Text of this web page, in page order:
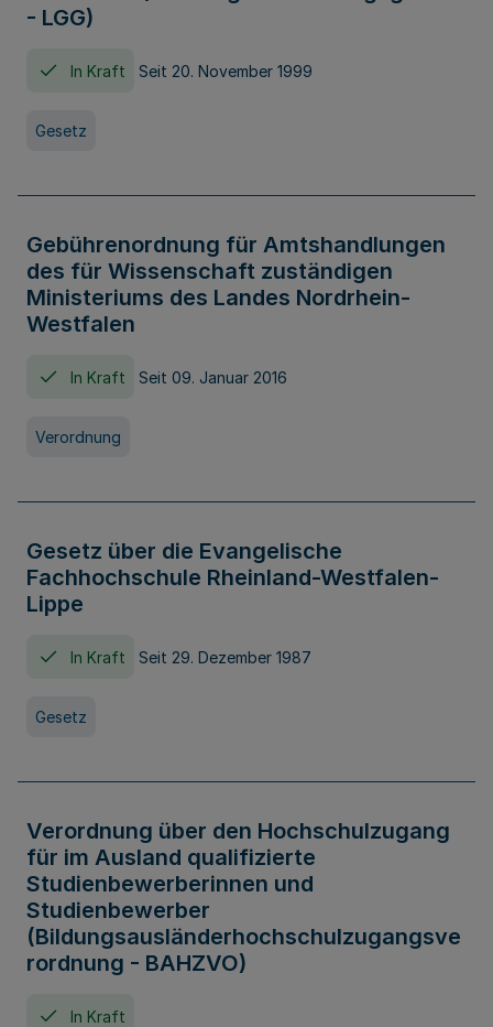
- LGG)
In Kraft Seit 20. November 1999
Gesetz
Gebührenordnung für Amtshandlungen
des für Wissenschaft zuständigen
Ministeriums des Landes Nordrhein-
Westfalen
In Kraft Seit 09. Januar 2016
Verordnung
Gesetz über die Evangelische
Fachhochschule Rheinland-Westfalen-
Lippe
In Kraft Seit 29. Dezember 1987
Gesetz
Verordnung über den Hochschulzugang
für im Ausland qualifizierte
Studienbewerberinnen und
Studienbewerber
(Bildungsausländerhochschulzugangsve
rordnung - BAHZVO)
In Kraft